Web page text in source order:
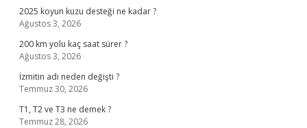
2025 koyun kuzu desteği ne kadar ?
Ağustos 3, 2026
200 km yolu kaç saat sürer ?
Ağustos 3, 2026
İzmitin adı neden değişti ?
Temmuz 30, 2026
T1, T2 ve T3 ne demek ?
Temmuz 28, 2026